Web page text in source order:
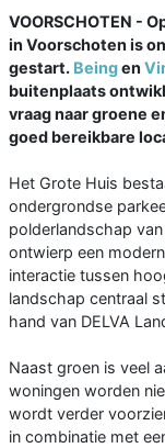
VOORSCHOTEN -
in Voorschoten is
gestart. Beingen
buitenplaats
vraag naar groene
goed bereikbare
Het Grote Huis
ondergrondse
polderlandschap
ontwierp een
interactie tussen
landschap centraal
hand van DELVA
Naast groen is veel
woningen worden
wordt verder
in combinatie met